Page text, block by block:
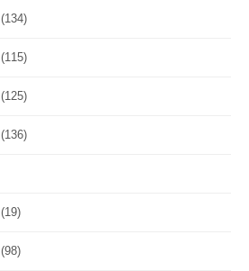
(134)
(115)
(125)
(136)
(19)
(98)